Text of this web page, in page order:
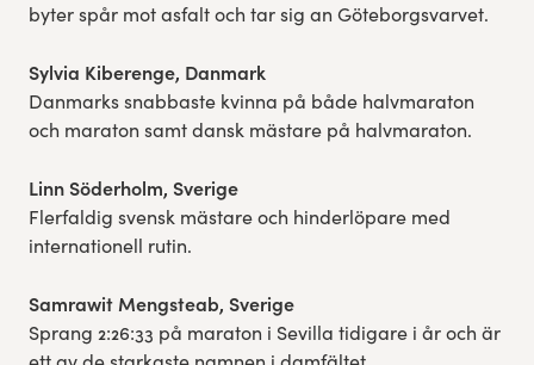
byter spår mot asfalt och tar sig an Göteborgsvarvet.
Sylvia Kiberenge, Danmark
Danmarks snabbaste kvinna på både halvmaraton
och maraton samt dansk mästare på halvmaraton.
Linn Söderholm, Sverige
Flerfaldig svensk mästare och hinderlöpare med
internationell rutin.
Samrawit Mengsteab, Sverige
Sprang 2:26:33 på maraton i Sevilla tidigare i år och är